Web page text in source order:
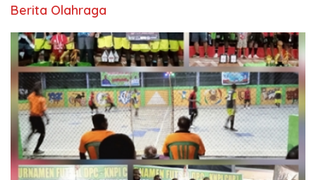
Berita Olahraga